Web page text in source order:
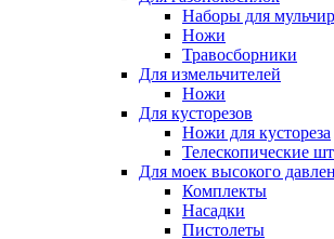
Наборы для
Ножи
Травосборники
Для измельчителей
Ножи
Для кусторезов
Ножи для кустореза
Телескопические
Для моек высокого
Комплекты
Насадки
Пистолеты